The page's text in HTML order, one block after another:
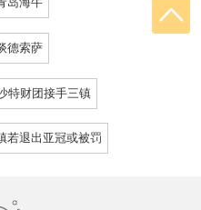
德索萨
特财团接手三镇
若退出亚冠或被罚